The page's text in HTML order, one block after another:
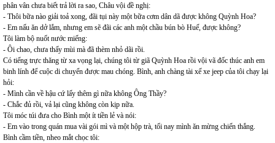
phân vân chưa biết trả lời ra sao, Châu vội đề nghị:
- Thôi bữa nào giải toả xong, đãi tụi này một bữa cơm dân dã được không Quỳnh Hoa?
- Em nấu ăn dở lắm, nhưng em sẽ đãi các anh một chầu bún bò Huế, được không?
Tôi làm bộ nuốt nước miếng:
- Ôi chao, chưa thấy mùi mà đã thèm nhỏ dãi rồi.
Có tiếng trực thăng từ xa vọng lại, chúng tôi từ giã Quỳnh Hoa rồi vội vã đốc thúc anh em
binh lính để cuộc di chuyển được mau chóng. Bình, anh chàng tài xế xe jeep của tôi chạy lại
hỏi:
- Mình cần về hậu cứ lấy thêm gì nữa không Ông Thầy?
- Chắc đủ rồi, vả lại cũng không còn kịp nữa.
Tôi móc túi đưa cho Bình một ít tiền lẻ và nói:
- Em vào trong quán mua vài gói mì và một hộp trà, tối nay mình ăn mừng chiến thắng.
Bình cầm tiền, nheo mắt chọc tôi: